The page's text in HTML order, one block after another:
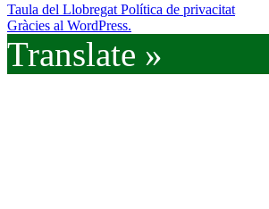
Taula del Llobregat Política de privacitat
Gràcies al WordPress.
Translate »